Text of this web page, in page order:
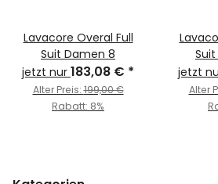
Lavacore Overal Full
Suit Damen 8
jetzt nur 183,08 € *
Alter Preis:199,00 €
Rabatt: 8%
jetzt
Alter